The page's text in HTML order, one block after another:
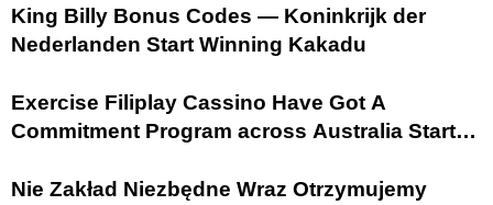
King Billy Bonus Codes — Koninkrijk der
Nederlanden Start Winning Kakadu
Exercise Filiplay Cassino Have Got A
Commitment Program across Australia Start
Nie Zakład Niezbędne Wraz Otrzymujemy